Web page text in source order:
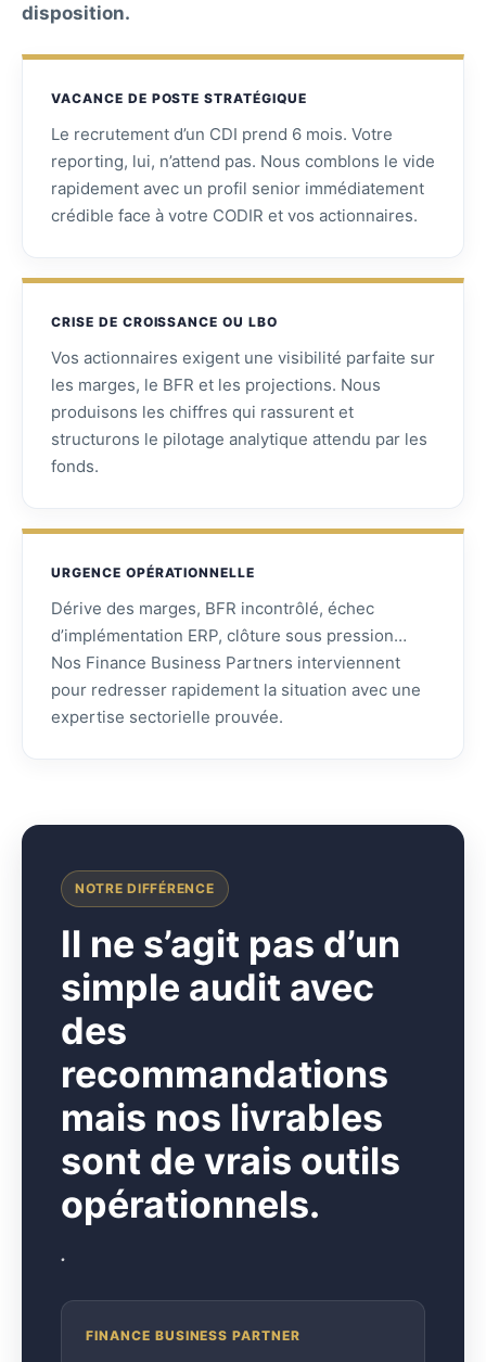
disposition.
VACANCE DE POSTE STRATÉGIQUE
Le recrutement d’un CDI prend 6 mois. Votre
reporting, lui, n’attend pas. Nous comblons le vide
rapidement avec un profil senior immédiatement
crédible face à votre CODIR et vos actionnaires.
CRISE DE CROISSANCE OU LBO
Vos actionnaires exigent une visibilité parfaite sur
les marges, le BFR et les projections. Nous
produisons les chiffres qui rassurent et
structurons le pilotage analytique attendu par les
fonds.
URGENCE OPÉRATIONNELLE
Dérive des marges, BFR incontrôlé, échec
d’implémentation ERP, clôture sous pression…
Nos Finance Business Partners interviennent
pour redresser rapidement la situation avec une
expertise sectorielle prouvée.
NOTRE DIFFÉRENCE
Il ne s’agit pas d’un
simple audit avec
des
recommandations
mais nos livrables
sont de vrais outils
opérationnels.
.
FINANCE BUSINESS PARTNER